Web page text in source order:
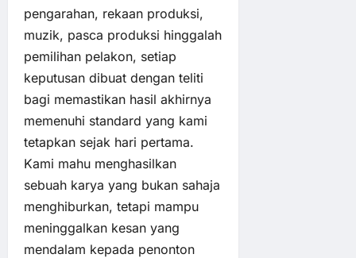
pengarahan, rekaan produksi,
muzik, pasca produksi hinggalah
pemilihan pelakon, setiap
keputusan dibuat dengan teliti
bagi memastikan hasil akhirnya
memenuhi standard yang kami
tetapkan sejak hari pertama.
Kami mahu menghasilkan
sebuah karya yang bukan sahaja
menghiburkan, tetapi mampu
meninggalkan kesan yang
mendalam kepada penonton